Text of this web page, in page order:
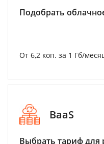
Подобрать
От 6,2 коп. за 1 Гб/
BaaS
Выбрать тариф для